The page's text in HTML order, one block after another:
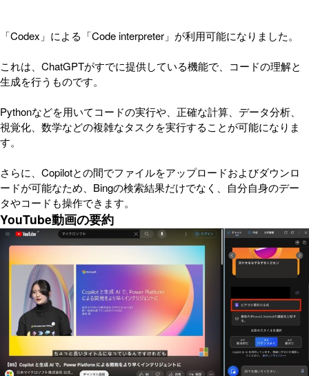
「Codex」による「Code interpreter」が利用可能になりました。
これは、ChatGPTがすでに提供している機能で、コードの理解と
生成を行うものです。
Pythonなどを用いてコードの実行や、正確な計算、データ分析、
視覚化、数学などの複雑なタスクを実行することが可能になりま
す。
さらに、Copilotとの間でファイルをアップロードおよびダウンロ
ードが可能なため、Bingの検索結果だけでなく、自分自身のデー
タやコードも操作できます。
YouTube動画の要約